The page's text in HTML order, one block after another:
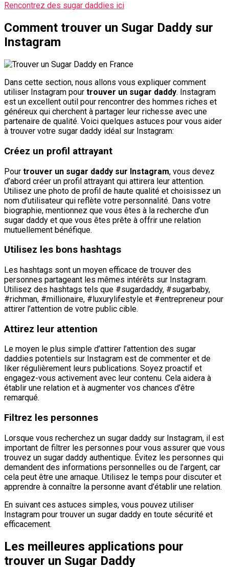
Rencontrez des sugar daddies ici
Comment trouver un Sugar Daddy sur
Instagram
Dans cette section, nous allons vous expliquer comment
utiliser Instagram pour trouver un sugar daddy. Instagram
est un excellent outil pour rencontrer des hommes riches et
généreux qui cherchent à partager leur richesse avec une
partenaire de qualité. Voici quelques astuces pour vous aider
à trouver votre sugar daddy idéal sur Instagram:
Créez un profil attrayant
Pour trouver un sugar daddy sur Instagram, vous devez
d’abord créer un profil attrayant qui attirera leur attention.
Utilisez une photo de profil de haute qualité et choisissez un
nom d’utilisateur qui reflète votre personnalité. Dans votre
biographie, mentionnez que vous êtes à la recherche d’un
sugar daddy et que vous êtes prête à offrir une relation
mutuellement bénéfique.
Utilisez les bons hashtags
Les hashtags sont un moyen efficace de trouver des
personnes partageant les mêmes intérêts sur Instagram.
Utilisez des hashtags tels que #sugardaddy, #sugarbaby,
#richman, #millionaire, #luxurylifestyle et #entrepreneur pour
attirer l’attention de votre public cible.
Attirez leur attention
Le moyen le plus simple d’attirer l’attention des sugar
daddies potentiels sur Instagram est de commenter et de
liker régulièrement leurs publications. Soyez proactif et
engagez-vous activement avec leur contenu. Cela aidera à
établir une relation et à augmenter vos chances d’être
remarqué.
Filtrez les personnes
Lorsque vous recherchez un sugar daddy sur Instagram, il est
important de filtrer les personnes pour vous assurer que vous
trouvez un sugar daddy authentique. Évitez les personnes qui
demandent des informations personnelles ou de l’argent, car
cela peut être une arnaque. Utilisez le temps pour discuter et
apprendre à connaître la personne avant d’établir une relation.
En suivant ces astuces simples, vous pouvez utiliser
Instagram pour trouver un sugar daddy en toute sécurité et
efficacement.
Les meilleures applications pour
trouver un Sugar Daddy